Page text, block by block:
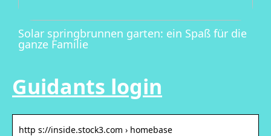
Solar springbrunnen garten: ein Spaß für die
ganze Familie
Guidants login
http s://inside.stock3.com › homebase